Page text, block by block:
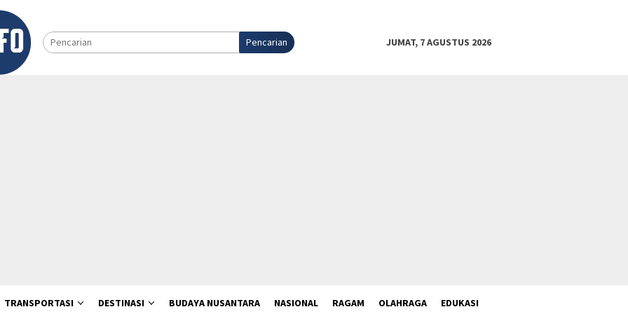
Pencarian JUMAT, 7 AGUSTUS 2026
TRANSPORTASI DESTINASI BUDAYA NUSANTARA NASIONAL RAGAM OLAHRAGA EDUKASI